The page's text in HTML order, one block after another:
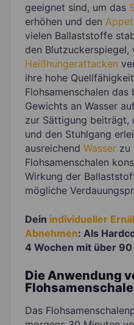
geeignet sind, um das
erhöhen und den
vielen Ballaststoffe
den Blutzuckerspiegel,
Heißhungerattacken
ihre hohe
Flohsamenschalen
Gewichts an Wasser
zur Sättigung beiträgt,
und den Stuhlgang
ausreichend Wasser zu
Flohsamenschalen
Wirkung der
mögliche
Dein individueller
Abnehmen: Als
4 Wochen mit über
Die Anwendung
Das